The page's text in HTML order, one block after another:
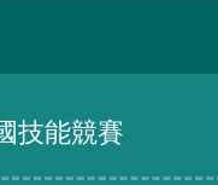
技能競賽